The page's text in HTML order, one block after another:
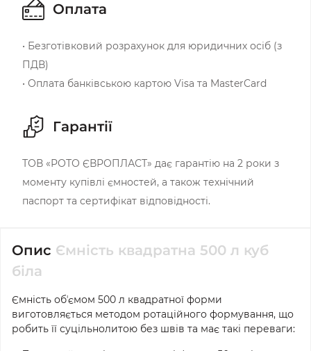
Опис Ємність квадратна 500 л куб
біла
Ємність обʼємом 500 л квадратної форми
виготовляється методом ротаційного формування, що
робить її суцільнолитою без швів та має такі переваги:
Оплата
• Безготівковий розрахунок для юридичних осіб (з
ПДВ)
• Оплата банківською картою Visa та MasterCard
Гарантії
ТОВ «РОТО ЄВРОПЛАСТ» дає гарантію на 2 роки з
моменту купівлі ємностей, а також технічний
паспорт та сертифікат відповідності.